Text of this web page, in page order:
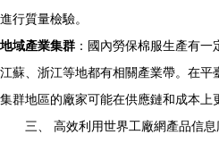
進行質量檢驗。
地域產業集群 ：國內勞保棉服生產有一
江蘇、浙江等地都有相關產業帶。在
集群地區的廠家可能在供應鏈和成本上
三、 高效利用世界工廠網產品信息